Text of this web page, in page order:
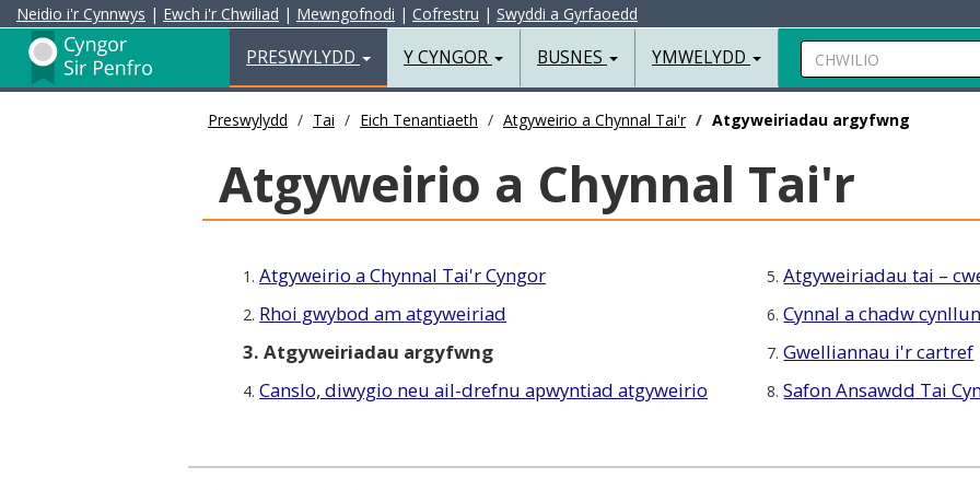
Neidio i'r Cynnwys | Ewch i'r Chwiliad | Mewngofnodi | Cofrestru | Swyddi a Gyrfaoedd
Preswylydd
PRESWYLYDD Y CYNGOR BUSNES YMWELYDD Chwilio
Preswylydd Tai Eich Tenantiaeth Atgyweirio a Chynnal Tai'r Atgyweiriadau argyfwng
Atgyweirio a Chynnal Tai'r
1.Atgyweirio a Chynnal Tai'r Cyngor
2. Rhoi gwybod am atgyweiriad
3. Atgyweiriadau argyfwng
4.Canslo, diwygio neu ail-drefnu apwyntiad atgyweirio
5.Atgyweiriadau tai –
6.Cynnal a chadw
7.Gwelliannau i'r cartref
8.Safon Ansawdd Tai